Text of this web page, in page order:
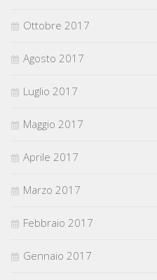
Ottobre 2017
Agosto 2017
Luglio 2017
Maggio 2017
Aprile 2017
Marzo 2017
Febbraio 2017
Gennaio 2017